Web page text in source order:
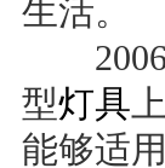
生活。
型灯具
能够适